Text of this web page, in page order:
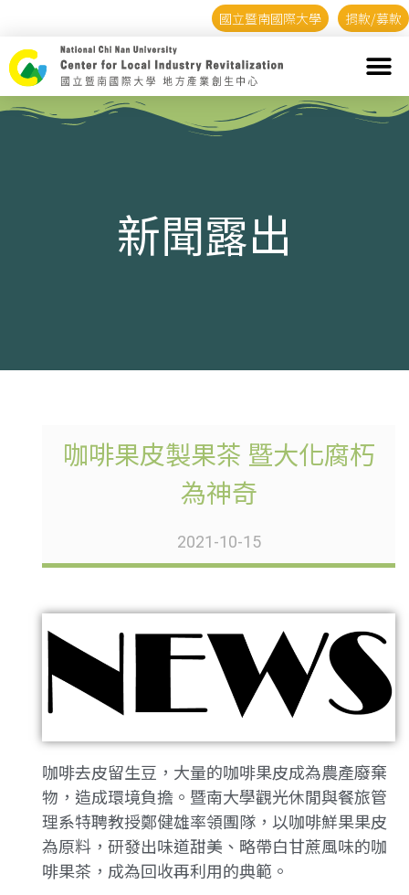
國立暨南國際大學 捐款/募款
新聞露出
咖啡果皮製果茶 暨大化腐朽
為神奇
2021-10-15
咖啡去皮留生豆，大量的咖啡果皮成為農產廢棄
物，造成環境負擔。暨南大學觀光休閒與餐旅管
理系特聘教授鄭健雄率領團隊，以咖啡鮮果果皮
為原料，研發出味道甜美、略帶白甘蔗風味的咖
啡果茶，成為回收再利用的典範。